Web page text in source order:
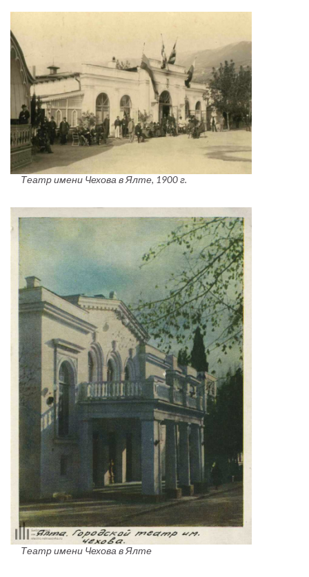
Театр имени Чехова в Ялте, 1900 г.
Театр имени Чехова в Ялте